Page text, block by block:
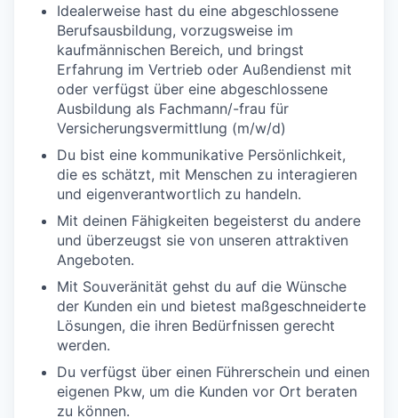
Idealerweise hast du eine abgeschlossene
Berufsausbildung, vorzugsweise im
kaufmännischen Bereich, und bringst
Erfahrung im Vertrieb oder Außendienst mit
oder verfügst über eine abgeschlossene
Ausbildung als Fachmann/-frau für
Versicherungsvermittlung (m/w/d)
Du bist eine kommunikative Persönlichkeit,
die es schätzt, mit Menschen zu interagieren
und eigenverantwortlich zu handeln.
Mit deinen Fähigkeiten begeisterst du andere
und überzeugst sie von unseren attraktiven
Angeboten.
Mit Souveränität gehst du auf die Wünsche
der Kunden ein und bietest maßgeschneiderte
Lösungen, die ihren Bedürfnissen gerecht
werden.
Du verfügst über einen Führerschein und einen
eigenen Pkw, um die Kunden vor Ort beraten
zu können.